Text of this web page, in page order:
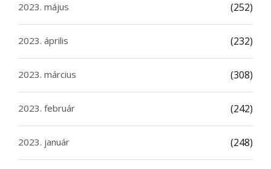
2023. május (252)
2023. április (232)
2023. március (308)
2023. február (242)
2023. január (248)